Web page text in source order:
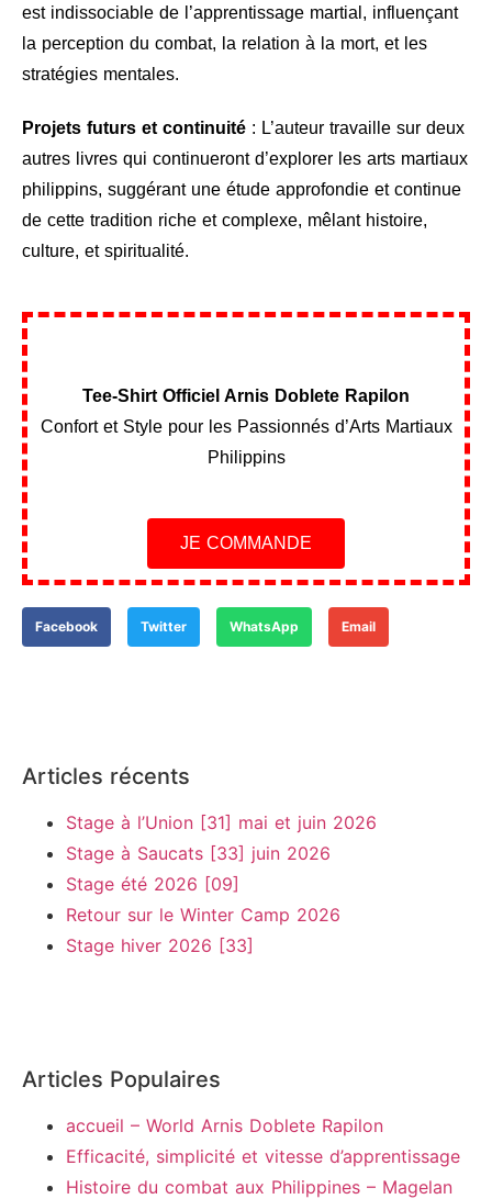
est indissociable de l’apprentissage martial, influençant
la perception du combat, la relation à la mort, et les
stratégies mentales.
Projets futurs et continuité : L’auteur travaille sur deux
autres livres qui continueront d’explorer les arts martiaux
philippins, suggérant une étude approfondie et continue
de cette tradition riche et complexe, mêlant histoire,
culture, et spiritualité.
Tee-Shirt Officiel Arnis Doblete Rapilon
Confort et Style pour les Passionnés d’Arts Martiaux
Philippins
JE COMMANDE
Facebook Twitter WhatsApp Email
Articles récents
Stage à l’Union [31] mai et juin 2026
Stage à Saucats [33] juin 2026
Stage été 2026 [09]
Retour sur le Winter Camp 2026
Stage hiver 2026 [33]
Articles Populaires
accueil – World Arnis Doblete Rapilon
Efficacité, simplicité et vitesse d’apprentissage
Histoire du combat aux Philippines – Magelan